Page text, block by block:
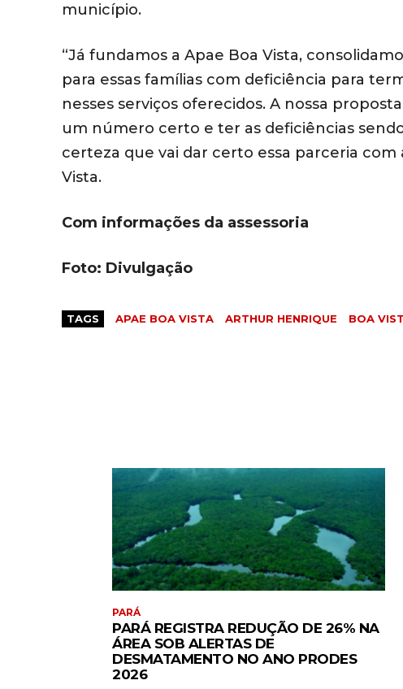
município.
“Já fundamos a Apae Boa Vista,
para essas famílias com deficiência para
nesses serviços oferecidos. A nossa
um número certo e ter as deficiências
certeza que vai dar certo essa parceria com
Vista.
Com informações da assessoria
Foto: Divulgação
TAGS APAE BOA VISTA ARTHUR HENRIQUE BOA
PARÁ
PARÁ REGISTRA REDUÇÃO DE 26% NA
ÁREA SOB ALERTAS DE
DESMATAMENTO NO ANO PRODES
2026